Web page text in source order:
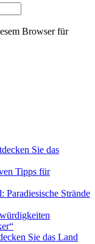
Browser für
Sie das
Tipps für
Paradiesische Strände
Sie das Land